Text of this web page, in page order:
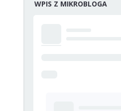
WPIS Z MIKROBLOGA